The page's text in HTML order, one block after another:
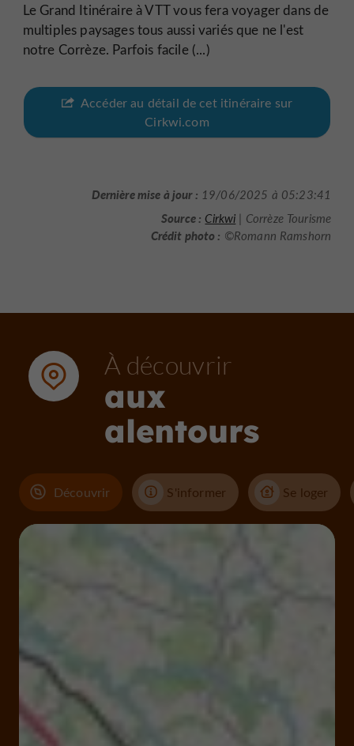
Le Grand Itinéraire à VTT vous fera voyager dans de
multiples paysages tous aussi variés que ne l'est
notre Corrèze. Parfois facile (...)
Accéder au détail de cet itinéraire sur
Cirkwi.com
Dernière mise à jour : 19/06/2025 à 05:23:41
Source : Cirkwi | Corrèze Tourisme
Crédit photo : ©Romann Ramshorn
À découvrir
aux
alentours
Découvrir S'informer Se loger